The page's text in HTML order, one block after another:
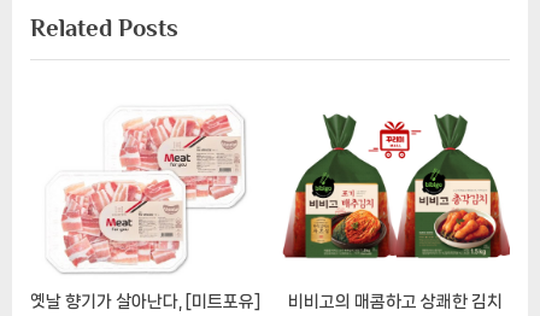
게
i
o
o
s
t
:
x
t
Related Posts
옛날 향기가 살아난다, [미트포유] 비비고의 매콤하고 상쾌한 김치